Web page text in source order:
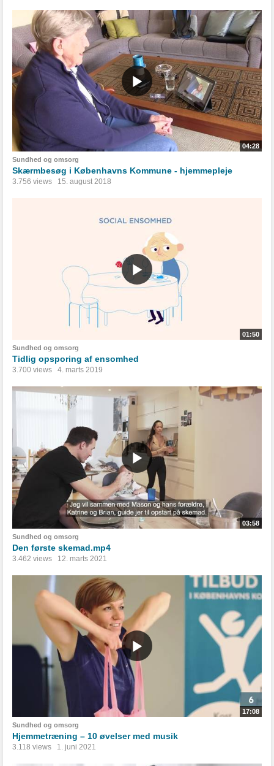
04:28
Sundhed og omsorg
Skærmbesøg i Københavns Kommune - hjemmepleje
3.756 views 15. august 2018
01:50
Sundhed og omsorg
Tidlig opsporing af ensomhed
3.700 views 4. marts 2019
03:58
Sundhed og omsorg
Den første skemad.mp4
3.462 views 12. marts 2021
17:08
Sundhed og omsorg
Hjemmetræning – 10 øvelser med musik
3.118 views 1. juni 2021